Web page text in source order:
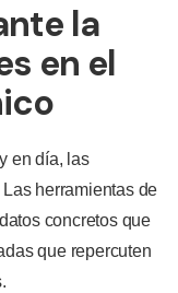
la
en el
en día, las
herramientas de
concretos que
que repercuten